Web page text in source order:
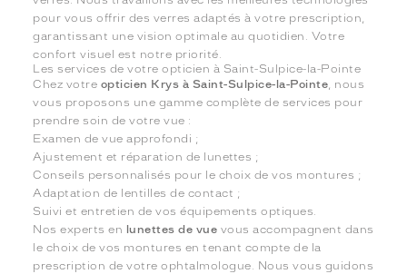
pour vous offrir des verres adaptés à votre prescription,
garantissant une vision optimale au quotidien. Votre
confort visuel est notre priorité.
Les services de votre opticien à Saint-Sulpice-la-Pointe
Chez votre opticien Krys à Saint-Sulpice-la-Pointe, nous
vous proposons une gamme complète de services pour
prendre soin de votre vue :
Examen de vue approfondi ;
Ajustement et réparation de lunettes ;
Conseils personnalisés pour le choix de vos montures ;
Adaptation de lentilles de contact ;
Suivi et entretien de vos équipements optiques.
Nos experts en lunettes de vue vous accompagnent dans
le choix de vos montures en tenant compte de la
prescription de votre ophtalmologue. Nous vous guidons